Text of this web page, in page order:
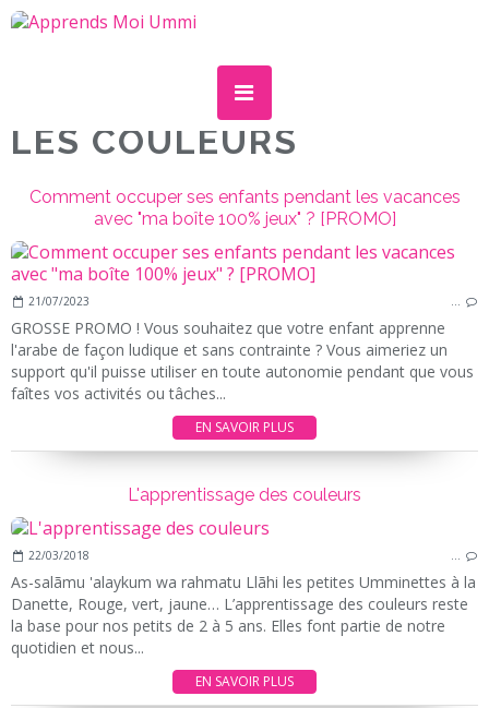
LES COULEURS
Comment occuper ses enfants pendant les vacances
avec "ma boîte 100% jeux" ? [PROMO]
21/07/2023 …
GROSSE PROMO ! Vous souhaitez que votre enfant apprenne
l'arabe de façon ludique et sans contrainte ? Vous aimeriez un
support qu'il puisse utiliser en toute autonomie pendant que vous
faîtes vos activités ou tâches...
EN SAVOIR PLUS
L'apprentissage des couleurs
22/03/2018 …
As-salãmu 'alaykum wa rahmatu Llãhi les petites Umminettes à la
Danette, Rouge, vert, jaune… L’apprentissage des couleurs reste
la base pour nos petits de 2 à 5 ans. Elles font partie de notre
quotidien et nous...
EN SAVOIR PLUS